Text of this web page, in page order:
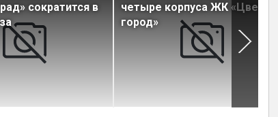
сократится в
четыре корпуса ЖК «Цветной
город»